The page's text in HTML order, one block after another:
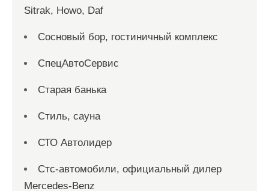
Sitrak, Howo, Daf
Сосновый бор, гостиничный комплекс
СпецАвтоСервис
Старая банька
Стиль, сауна
СТО Автолидер
Стс-автомобили, официальный дилер
Mercedes-Benz